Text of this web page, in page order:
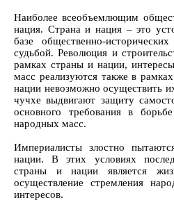
Наиболее всеобъемлющим
нация. Страна и нация – это
базе общественно-
судьбой. Революция и
рамках страны и нации,
масс реализуются также в
нации невозможно осуществить
чучхе выдвигают защиту
основного требования в
народных масс.
Империалисты злостно
нации. В этих условиях
страны и нации является
осуществление стремления
интересов.